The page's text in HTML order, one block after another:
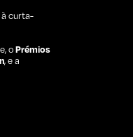
à curta-
oPrémios
, e a